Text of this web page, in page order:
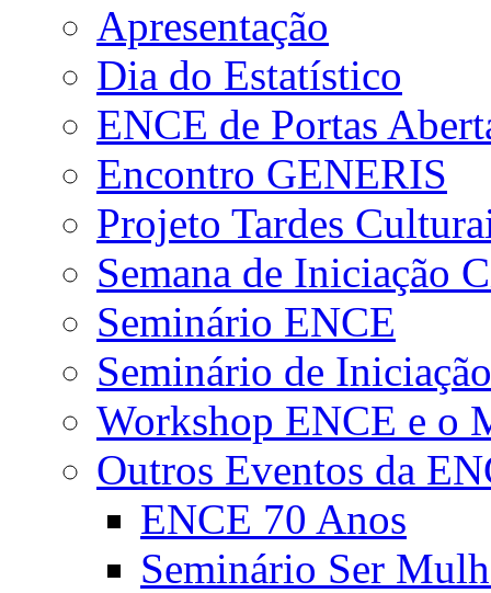
Apresentação
Dia do Estatístico
ENCE de Portas
Encontro GENERIS
Projeto Tardes
Semana de Iniciação
Seminário ENCE
Seminário de
Workshop ENCE e o
Outros Eventos da
ENCE 70 Anos
Seminário Ser